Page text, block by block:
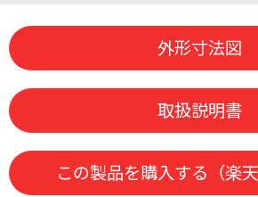
外形寸法図
取扱説明書
この製品を購入する（楽天